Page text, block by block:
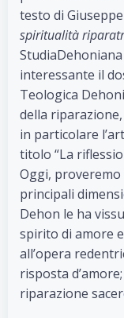
testo di
spiritualità
interessante il
Teologica
della
in particolare
titolo “La
Oggi, proveremo
principali
Dehon le ha
spirito di amore
all’opera
risposta
riparazione